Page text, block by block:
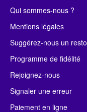
Qui sommes-nous ?
Mentions légales
Suggérez-nous un resto
Programme de fidélité
Rejoignez-nous
Signaler une erreur
Paiement en ligne